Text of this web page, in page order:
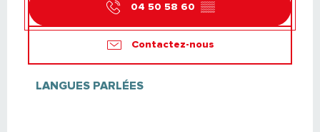
04 50 58 60 ▒▒
Contactez-nous
LANGUES PARLÉES
LANGUES PARLÉES